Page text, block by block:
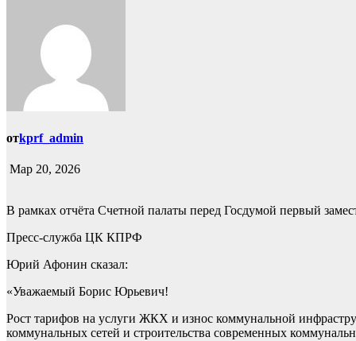
отkprf_admin
Мар 20, 2026
В рамках отчёта Счетной палаты перед Госдумой первый
Пресс-служба ЦК КПРФ
Юрий Афонин сказал:
«Уважаемый Борис Юрьевич!
Рост тарифов на услуги ЖКХ и износ коммунальной
коммунальных сетей и строительства современных